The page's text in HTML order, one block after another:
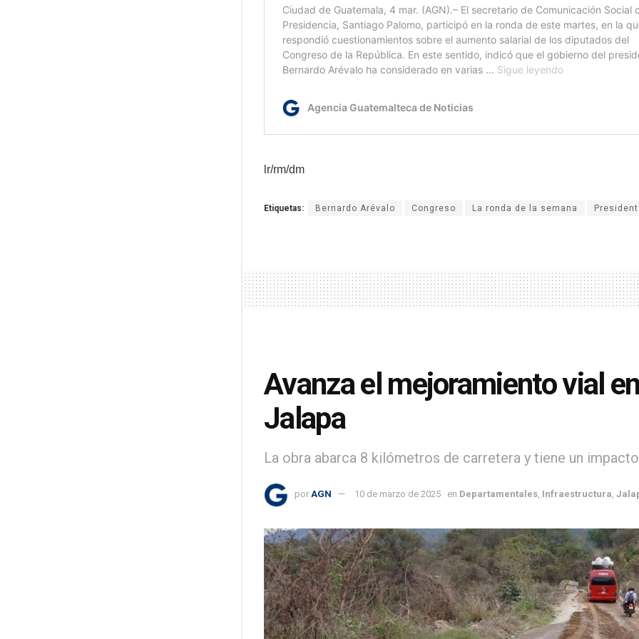
lr/rm/dm
Etiquetas: Bernardo Arévalo Congreso La ronda de la semana
Avanza el mejoramiento vial
Jalapa
La obra abarca 8 kilómetros de carretera y tiene un
por AGN 10 de marzo de 2025 en Departamentales Infraestructura